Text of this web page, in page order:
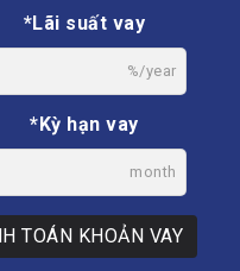
*Lãi suất vay
%/year
*Kỳ hạn vay
month
TOÁN KHOẢN VAY